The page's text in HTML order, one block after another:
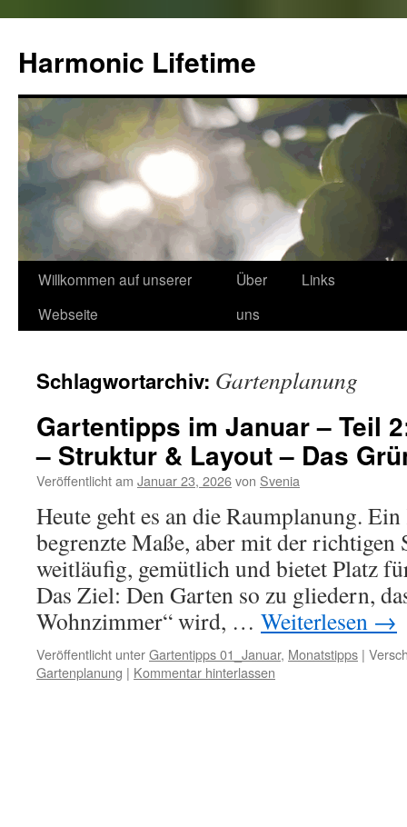
springen
Harmonic Lifetime
Willkommen auf unserer
Webseite
Über
uns
Links
Schlagwortarchiv: Gartenplanung
Gartentipps im Januar – Teil
– Struktur & Layout – Das
Veröffentlicht am Januar 23, 2026von Svenia
Heute geht es an die Raumplanung.
begrenzte Maße, aber mit der
weitläufig, gemütlich und bietet Platz
Das Ziel: Den Garten so zu gliedern,
Wohnzimmer“ wird, … Weiterlesen →
Veröffentlicht unterGartentipps 01_Januar, Monatstipps |
Gartenplanung | Kommentar hinterlassen